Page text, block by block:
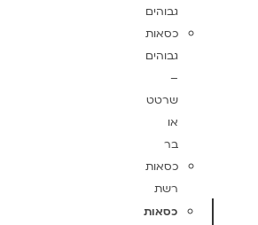
גבוהים
כסאות
גבוהים
–
שרטט
או
בר
כסאות
רשת
כסאות